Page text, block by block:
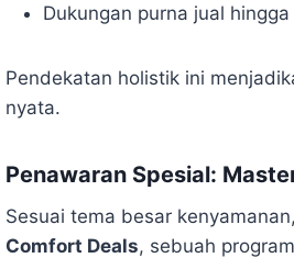
Dukungan purna jual
Pendekatan holistik ini
nyata.
Penawaran Spesial:
Sesuai tema besar
Comfort Deals, sebuah